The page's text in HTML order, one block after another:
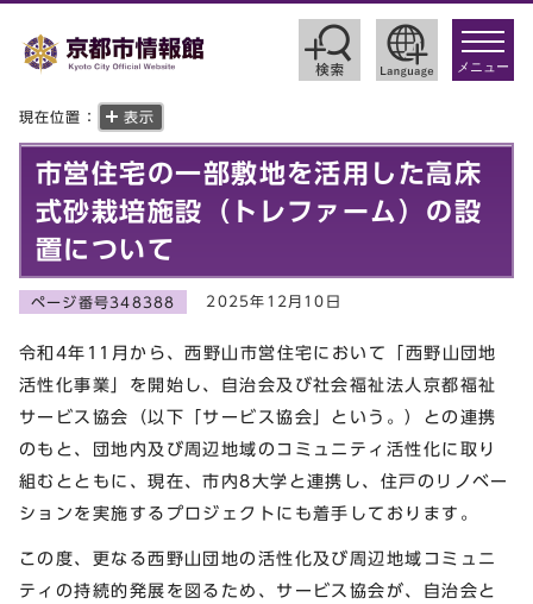
toggle
メニュー
現在位置： 表示
市営住宅の一部敷地を活用した高床
式砂栽培施設（トレファーム）の設
置について
ページ番号348388 2025年12月10日
令和4年11月から、西野山市営住宅において「西野山団地
活性化事業」を開始し、自治会及び社会福祉法人京都福祉
サービス協会（以下「サービス協会」という。）との連携
のもと、団地内及び周辺地域のコミュニティ活性化に取り
組むとともに、現在、市内8大学と連携し、住戸のリノベー
ションを実施するプロジェクトにも着手しております。
この度、更なる西野山団地の活性化及び周辺地域コミュニ
ティの持続的発展を図るため、サービス協会が、自治会と